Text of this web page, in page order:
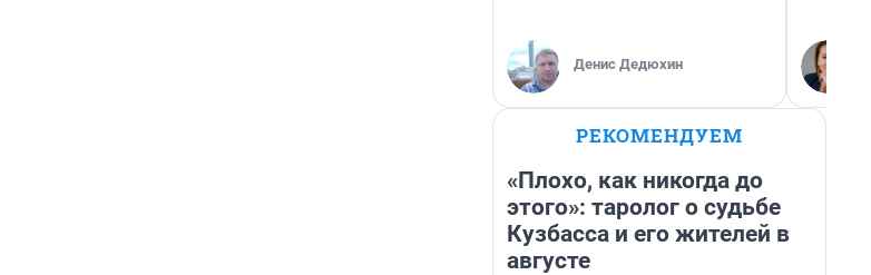
Денис Дедюхин
РЕКОМЕНДУЕМ
«Плохо, как никогда до
этого»: таролог о судьбе
Кузбасса и его жителей в
августе